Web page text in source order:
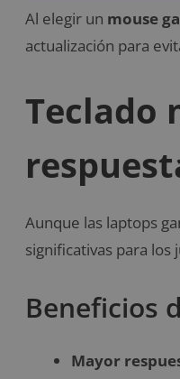
Al elegir un mouse
actualización para
Teclado
Aunque las laptops
significativas para los
Beneficios
Mayor